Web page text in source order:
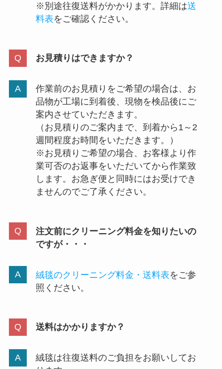
※別途往復送料がかかります。詳細は送
料表をご確認ください。
お見積りはできますか？
作業前のお見積りをご希望の場合は、お
品物が工場に到着後、現物を検品後にご
案内させていただきます。
（お見積りのご案内まで、到着から1～2
週間程度お時間をいただきます。）
※お見積りご希望の場合、お客様より作
業可否のお返事をいただいてから作業致
します。お急ぎ便と同時にはお受けでき
ませんのでご了承ください。
注文前にクリーニング料金を知りたいの
ですが・・・
絨毯のクリーニング料金・送料表をご参
照ください。
送料はかかりますか？
絨毯は往復送料のご負担をお願いしてお